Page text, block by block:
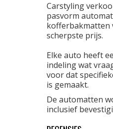
Carstyling
pasvorm
kofferbakmatten
scherpste prijs.
Elke auto heeft
indeling wat
voor dat
is gemaakt.
De automatten
inclusief